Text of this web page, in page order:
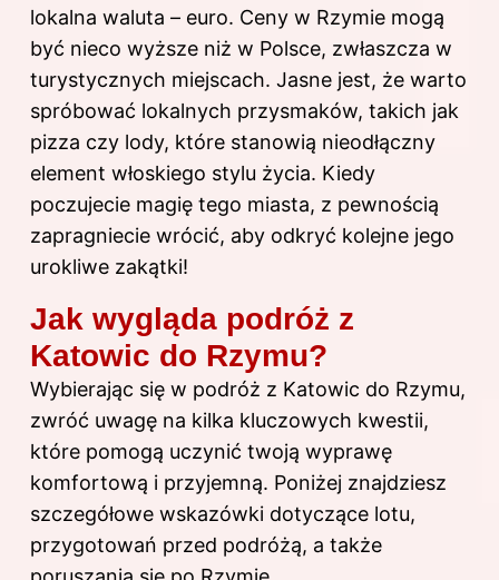
lokalna waluta – euro. Ceny w Rzymie mogą
być nieco wyższe niż w Polsce, zwłaszcza w
turystycznych miejscach. Jasne jest, że warto
spróbować lokalnych przysmaków, takich jak
pizza czy lody, które stanowią nieodłączny
element włoskiego stylu życia. Kiedy
poczujecie magię tego miasta, z pewnością
zapragniecie wrócić, aby odkryć kolejne jego
urokliwe zakątki!
Jak wygląda podróż z
Katowic do Rzymu?
Wybierając się w podróż z Katowic do Rzymu,
zwróć uwagę na kilka kluczowych kwestii,
które pomogą uczynić twoją wyprawę
komfortową i przyjemną. Poniżej znajdziesz
szczegółowe wskazówki dotyczące lotu,
przygotowań przed podróżą, a także